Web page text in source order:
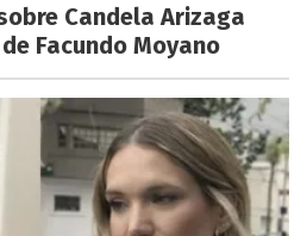
Candela Arizaga
Facundo Moyano